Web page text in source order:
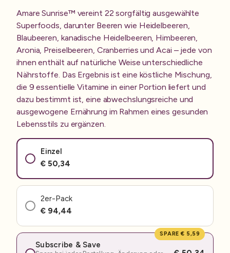
Amare Sunrise™ vereint 22 sorgfältig ausgewählte
Superfoods, darunter Beeren wie Heidelbeeren,
Blaubeeren, kanadische Heidelbeeren, Himbeeren,
Aronia, Preiselbeeren, Cranberries und Acai – jede von
ihnen enthält auf natürliche Weise unterschiedliche
Nährstoffe. Das Ergebnis ist eine köstliche Mischung,
die 9 essentielle Vitamine in einer Portion liefert und
dazu bestimmt ist, eine abwechslungsreiche und
ausgewogene Ernährung im Rahmen eines gesunden
Lebensstils zu ergänzen.
Einzel
€ 50,34
2er-Pack
€ 94,44
SPARE € 5,59
Subscribe & Save